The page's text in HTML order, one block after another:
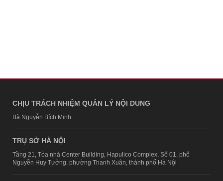
CHỊU TRÁCH NHIỆM QUẢN LÝ NỘI DUNG
Bà Nguyễn Bích Minh
TRỤ SỞ HÀ NỘI
Tầng 21, Tòa nhà Center Building, Hapulico Complex, Số 01, phố
Nguyễn Huy Tưởng, phường Thanh Xuân, thành phố Hà Nội